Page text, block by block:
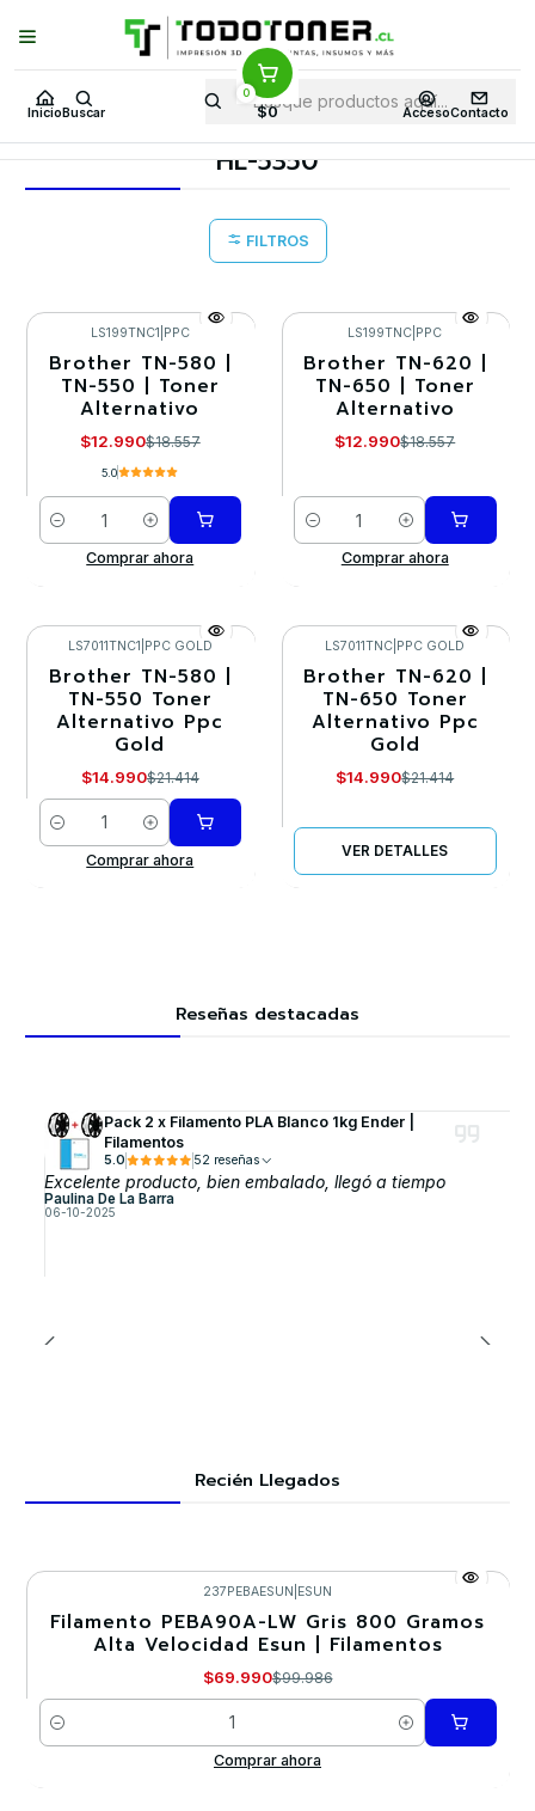
Inicio Buscar
0
$0 AccesoContacto
Puedes Elegir: Comprar enTienda· Despachoa Todo Chile · Retiro en
Tienda en24 Horas
Inicio Toner y tambor Toner Alternativo BROTHER
Equipos BROTHER
HL-5350
FILTROS
-30%
LS199TNC1 PPC
Brother TN-580 |
TN-550 | Toner
Alternativo
$12.990$18.557
5.0
Cantidad
Comprar ahora
-30%
LS199TNC PPC
Brother TN-620 |
TN-650 | Toner
Alternativo
$12.990$18.557
Cantidad
Comprar ahora
-30%
LS7011TNC1 PPC GOLD
Brother TN-580 |
TN-550 Toner
Alternativo Ppc
Gold
$14.990$21.414
Cantidad
Comprar ahora
-30%
Agotado
LS7011TNC PPC GOLD
Brother TN-620 |
TN-650 Toner
Alternativo Ppc
Gold
$14.990$21.414
VER DETALLES
Reseñas destacadas
Pack 2 x Filamento PLA Blanco 1kg Ender |
Filamentos
5.0 52 reseñas
Excelente producto, bien embalado, llegó a tiempo
Paulina De La Barra
06-10-2025
Recién Llegados
-30%
237PEBAESUN ESUN
Filamento PEBA90A-LW Gris 800 Gramos
Alta Velocidad Esun | Filamentos
$69.990$99.986
Cantidad
Comprar ahora